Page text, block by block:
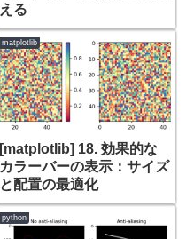
える
matplotlib
[matplotlib] 18. 効果的な
カラーバーの表示：サイズ
と配置の最適化
python